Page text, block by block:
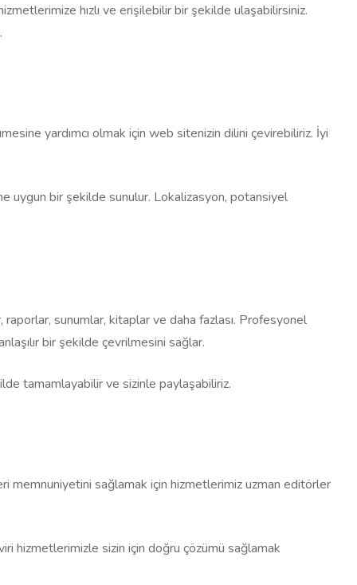
hızlı ve erişilebilir bir şekilde ulaşabilirsiniz.
yardımcı olmak için web sitenizin dilini çevirebiliriz. İyi
uygun bir şekilde sunulur. Lokalizasyon, potansiyel
sunumlar, kitaplar ve daha fazlası. Profesyonel
bir şekilde çevrilmesini sağlar.
tamamlayabilir ve sizinle paylaşabiliriz.
memnuniyetini sağlamak için hizmetlerimiz uzman editörler
hizmetlerimizle sizin için doğru çözümü sağlamak